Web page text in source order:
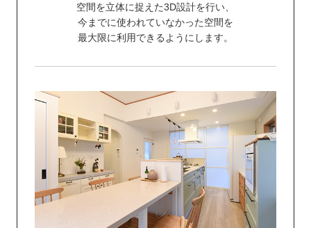
空間を立体に捉えた3D設計を行い、
今までに使われていなかった空間を
最大限に利用できるようにします。